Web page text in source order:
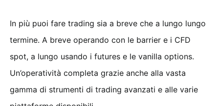
In più puoi fare trading sia a breve che a lungo lungo
termine. A breve operando con le barrier e i CFD
spot, a lungo usando i futures e le vanilla options.
Un’operatività completa grazie anche alla vasta
gamma di strumenti di trading avanzati e alle varie